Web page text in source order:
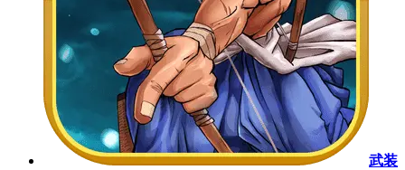
武装